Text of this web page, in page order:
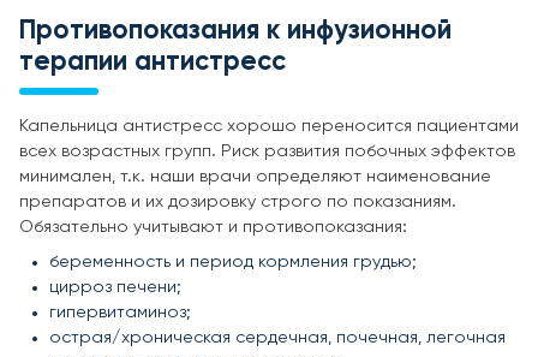
Противопоказания к инфузионной
терапии антистресс
Капельница антистресс хорошо переносится пациентами
всех возрастных групп. Риск развития побочных эффектов
минимален, т.к. наши врачи определяют наименование
препаратов и их дозировку строго по показаниям.
Обязательно учитывают и противопоказания:
беременность и период кормления грудью;
цирроз печени;
гипервитаминоз;
острая/хроническая сердечная, почечная, легочная